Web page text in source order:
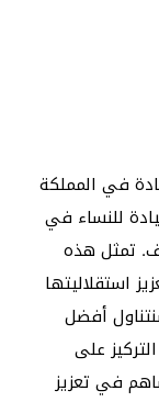
في المملكة
للنساء في
تمثل هذه
استقلاليتها
أفضل
على
في تعزيز